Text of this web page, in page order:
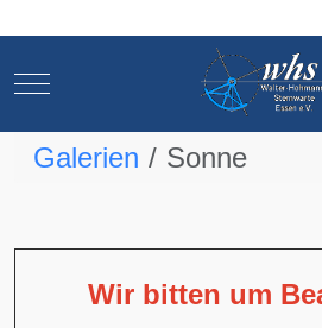
Mobile Menu Toggle
Galerien Sonne
Wir bitten um